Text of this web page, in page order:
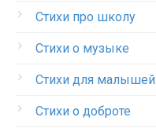
Стихи про школу
Стихи о музыке
Стихи для малышей
Стихи о доброте